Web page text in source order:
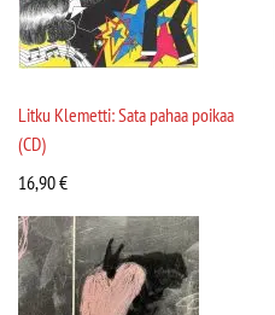
Litku Klemetti: Sata pahaa poikaa
(CD)
16,90€